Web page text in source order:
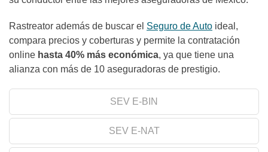
Rastreator además de buscar el Seguro de Auto ideal,
compara precios y coberturas y permite la contratación
online hasta 40% más económica, ya que tiene una
alianza con más de 10 aseguradoras de prestigio.
SEV E-BIN
SEV E-NAT